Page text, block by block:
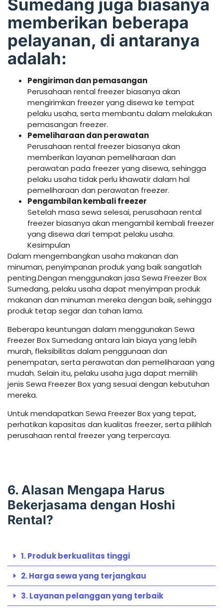
Sumedang juga biasanya
memberikan beberapa
pelayanan, di antaranya
adalah:
Pengiriman dan pemasangan
Perusahaan rental freezer biasanya akan
mengirimkan freezer yang disewa ke tempat
pelaku usaha, serta membantu dalam melakukan
pemasangan freezer.
Pemeliharaan dan perawatan
Perusahaan rental freezer biasanya akan
memberikan layanan pemeliharaan dan
perawatan pada freezer yang disewa, sehingga
pelaku usaha tidak perlu khawatir dalam hal
pemeliharaan dan perawatan freezer.
Pengambilan kembali freezer
Setelah masa sewa selesai, perusahaan rental
freezer biasanya akan mengambil kembali freezer
yang disewa dari tempat pelaku usaha.
Kesimpulan
Dalam mengembangkan usaha makanan dan
minuman, penyimpanan produk yang baik sangatlah
penting.Dengan menggunakan jasa Sewa Freezer Box
Sumedang, pelaku usaha dapat menyimpan produk
makanan dan minuman mereka dengan baik, sehingga
produk tetap segar dan tahan lama.
Beberapa keuntungan dalam menggunakan Sewa
Freezer Box Sumedang antara lain biaya yang lebih
murah, fleksibilitas dalam penggunaan dan
penempatan, serta perawatan dan pemeliharaan yang
mudah. Selain itu, pelaku usaha juga dapat memilih
jenis Sewa Freezer Box yang sesuai dengan kebutuhan
mereka.
Untuk mendapatkan Sewa Freezer Box yang tepat,
perhatikan kapasitas dan kualitas freezer, serta pilihlah
perusahaan rental freezer yang terpercaya.
6. Alasan Mengapa Harus
Bekerjasama dengan Hoshi
Rental?
1. Produk berkualitas tinggi
2. Harga sewa yang terjangkau
3. Layanan pelanggan yang terbaik